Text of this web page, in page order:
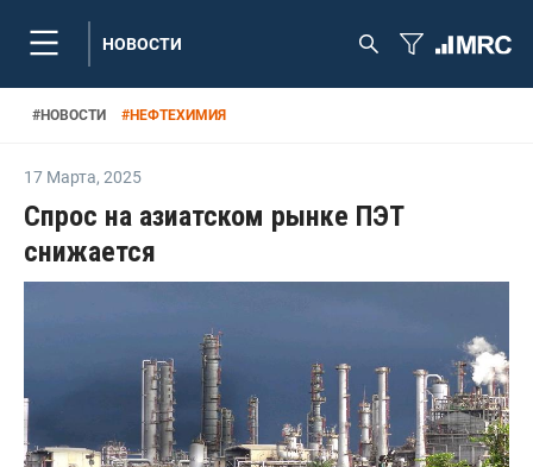
НОВОСТИ
#НОВОСТИ #НЕФТЕХИМИЯ
17 Марта, 2025
Спрос на азиатском рынке ПЭТ
снижается